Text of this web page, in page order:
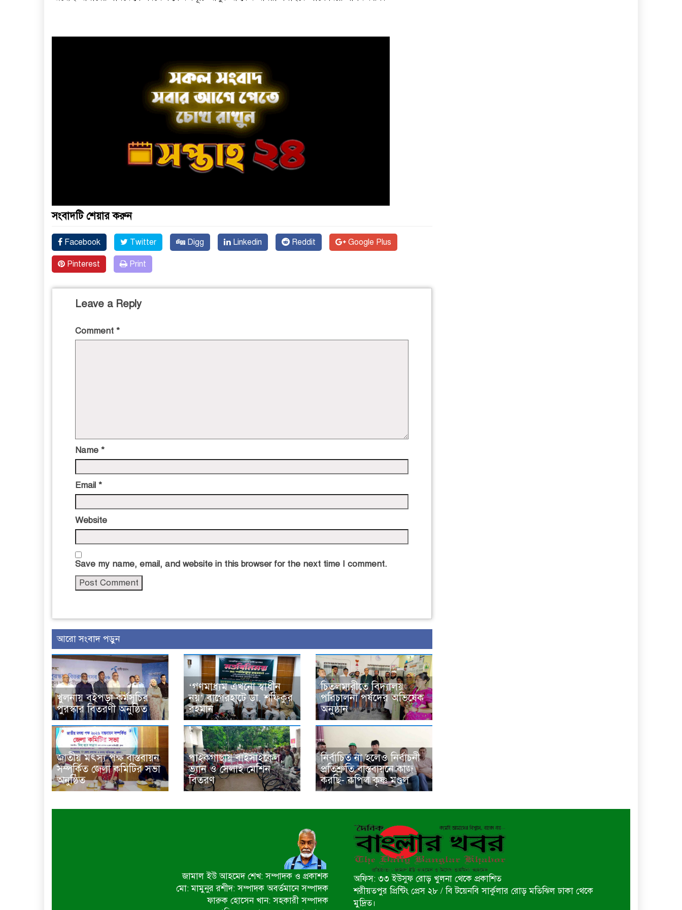
সংবাদটি শেয়ার করুন
Facebook Twitter Digg Linkedin Reddit Google Plus
Pinterest Print
Leave a Reply
Comment *
Name *
Email *
Website
Save my name, email, and website in this browser for the next time I comment.
আরো সংবাদ পড়ুন
খুলনায় বইপড়া কর্মসূচির
পুরস্কার বিতরণী অনুষ্ঠিত
‘গণমাধ্যম এখনো স্বাধীন
নয়’ বাগেরহাটে ডা. শফিকুর
রহমান
চিতলমারীতে বিদ্যালয়
পরিচালনা পর্ষদের অভিষেক
অনুষ্ঠান
জাতীয় মৎস্য পক্ষ বাস্তবায়ন
সম্পর্কিত জেলা কমিটির সভা
অনুষ্ঠিত
পাইকগাছায় বাইসাইকেল,
ভ্যান ও সেলাই মেশিন
বিতরণ
নির্বাচিত না হলেও নির্বাচনী
প্রতিশ্রুতি বাস্তবায়নে কাজ
করছি- কপিল কৃষ্ণ মণ্ডল
জামাল ইউ আহমেদ শেখ: সম্পাদক ও প্রকাশক
মো: মামুনুর রশীদ: সম্পাদক অবর্তমানে সম্পাদক
ফারুক হোসেন খান: সহকারী সম্পাদক
অফিস: ৩৩ ইউসুফ রোড় খুলনা থেকে প্রকাশিত
শরীয়তপুর প্রিন্টিং প্রেস ২৮ / বি টয়েনবি সার্কুলার রোড় মতিঝিল ঢাকা থেকে
মুদ্রিত।